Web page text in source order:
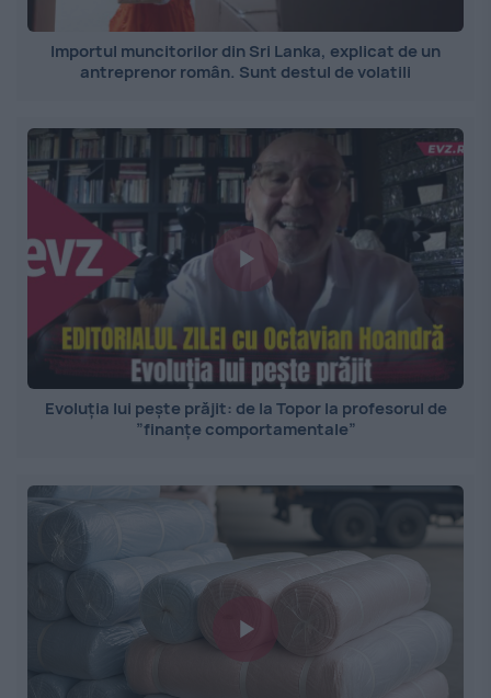
Importul muncitorilor din Sri Lanka, explicat de un
antreprenor român. Sunt destul de volatili
Evoluția lui pește prăjit: de la Topor la profesorul de
”finanțe comportamentale”